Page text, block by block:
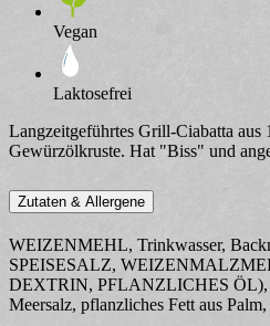
Vegan
Laktosefrei
Langzeitgeführtes Grill-Ciabatta
Gewürzölkruste. Hat "Biss" und
Zutaten & Allergene
WEIZENMEHL, Trinkwasser,
SPEISESALZ,
DEXTRIN, PFLANZLICHES ÖL),
Meersalz, pflanzliches Fett aus